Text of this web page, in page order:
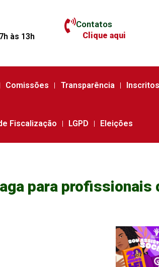
às 13h
Contatos
Clique aqui
Comissões Transparência Inscritos
Fiscalização LGPD Eleições
para profissionais